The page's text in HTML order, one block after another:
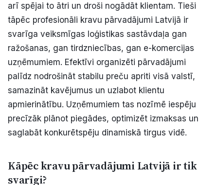
Reklāma
Politiskā reklāma
Par mums
Kontakti
Ziņo redakcijai
arī spējai to ātri un droši nogādāt klientam. Tieši
tāpēc profesionāli kravu pārvadājumi Latvijā ir
svarīga veiksmīgas loģistikas sastāvdaļa gan
ražošanas, gan tirdzniecības, gan e-komercijas
uzņēmumiem. Efektīvi organizēti pārvadājumi
palīdz nodrošināt stabilu preču apriti visā valstī,
samazināt kavējumus un uzlabot klientu
apmierinātību. Uzņēmumiem tas nozīmē iespēju
precīzāk plānot piegādes, optimizēt izmaksas un
saglabāt konkurētspēju dinamiskā tirgus vidē.
Kāpēc kravu pārvadājumi Latvijā ir tik
svarīgi?